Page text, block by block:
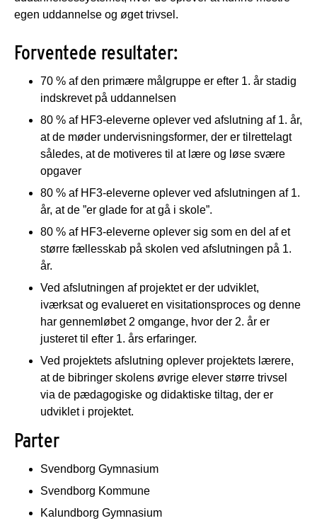
egen uddannelse og øget trivsel.
Forventede resultater:
70 % af den primære målgruppe er efter 1. år stadig
indskrevet på uddannelsen
80 % af HF3-eleverne oplever ved afslutning af 1. år,
at de møder undervisningsformer, der er tilrettelagt
således, at de motiveres til at lære og løse svære
opgaver
80 % af HF3-eleverne oplever ved afslutningen af 1.
år, at de ”er glade for at gå i skole”.
80 % af HF3-eleverne oplever sig som en del af et
større fællesskab på skolen ved afslutningen på 1.
år.
Ved afslutningen af projektet er der udviklet,
iværksat og evalueret en visitationsproces og denne
har gennemløbet 2 omgange, hvor der 2. år er
justeret til efter 1. års erfaringer.
Ved projektets afslutning oplever projektets lærere,
at de bibringer skolens øvrige elever større trivsel
via de pædagogiske og didaktiske tiltag, der er
udviklet i projektet.
Parter
Svendborg Gymnasium
Svendborg Kommune
Kalundborg Gymnasium